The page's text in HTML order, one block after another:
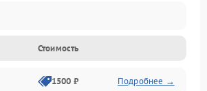
Стоимость
1500 ₽ Подробнее →